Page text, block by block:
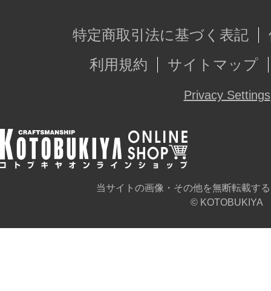
特定商取引法に基づく表記
利用規約
サイトマップ
Privacy Settings
当サイトの画像・その他を無断転載す
© KOTOBUKIYA